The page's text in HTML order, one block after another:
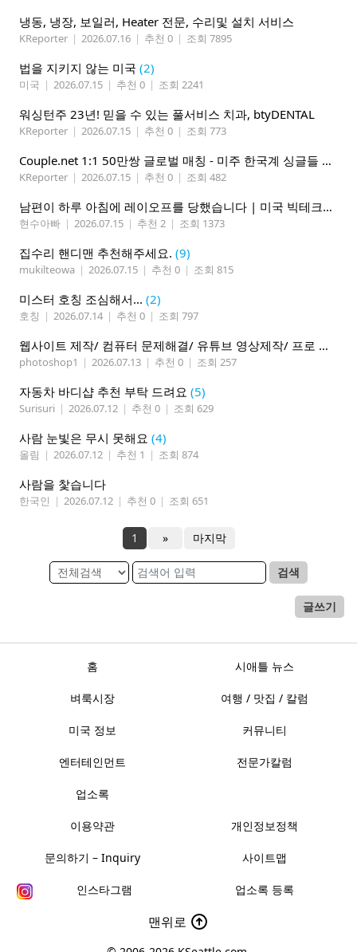
냉동, 냉장, 보일러, Heater 전문, 수리및 설치 서비스
KReporter | 2026.07.16 | 추천 0 | 조회 7895
법을 지키지 않는 미국 (2)
미국 | 2026.07.15 | 추천 0 | 조회 2241
워싱턴주 23년! 믿을 수 있는 풀서비스 치과, btyDENTAL
KReporter | 2026.07.15 | 추천 0 | 조회 773
Couple.net 1:1 50만쌍 글로벌 매칭 - 미주 한국계 싱글들 모이세요
KReporter | 2026.07.15 | 추천 0 | 조회 482
남편이 하루 아침에 레이오프를 당했습니다 | 미국 빅테크의 현실
현수아빠 | 2026.07.15 | 추천 2 | 조회 1373
집수리 핸디맨 추천해주세요. (9)
mukilteowa | 2026.07.15 | 추천 0 | 조회 815
미스터 호칭 조심해서... (2)
호칭 | 2026.07.14 | 추천 0 | 조회 797
웹사이트 제작/ 컴퓨터 문제해결/ 유튜브 영상제작/ 프로 사진촬영
photoshop1 | 2026.07.13 | 추천 0 | 조회 257
자동차 바디샵 추천 부탁 드려요 (5)
Surisuri | 2026.07.12 | 추천 0 | 조회 629
사람 눈빛은 무시 못해요 (4)
올림 | 2026.07.12 | 추천 1 | 조회 874
사람을 찿습니다
한국인 | 2026.07.12 | 추천 0 | 조회 651
1 » 마지막
검색
글쓰기
홈 시애틀 뉴스
벼룩시장 여행 / 맛집 / 칼럼
미국 정보 커뮤니티
엔터테인먼트 전문가칼럼
업소록
이용약관 개인정보정책
문의하기 – Inquiry 사이트맵
인스타그램 업소록 등록
맨위로